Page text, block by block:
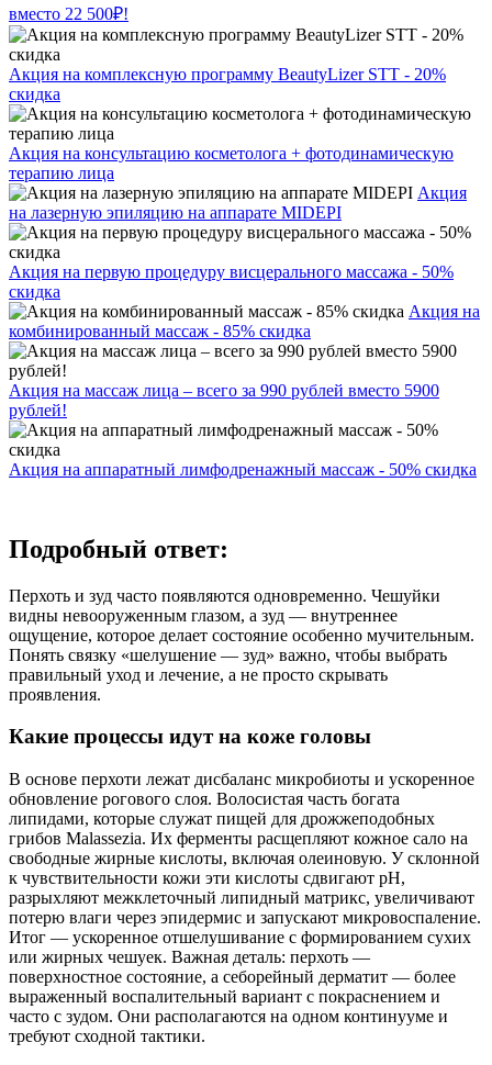
вместо 22 500₽!
Акция на комплексную программу BeautyLizer STT - 20%
скидка
Акция на консультацию косметолога + фотодинамическую
терапию лица
Акция
на лазерную эпиляцию на аппарате MIDEPI
Акция на первую процедуру висцерального массажа - 50%
скидка
Акция на
комбинированный массаж - 85% скидка
Акция на массаж лица – всего за 990 рублей вместо 5900
рублей!
Акция на аппаратный лимфодренажный массаж - 50% скидка
Подробный ответ:
Перхоть и зуд часто появляются одновременно. Чешуйки
видны невооруженным глазом, а зуд — внутреннее
ощущение, которое делает состояние особенно мучительным.
Понять связку «шелушение — зуд» важно, чтобы выбрать
правильный уход и лечение, а не просто скрывать
проявления.
Какие процессы идут на коже головы
В основе перхоти лежат дисбаланс микробиоты и ускоренное
обновление рогового слоя. Волосистая часть богата
липидами, которые служат пищей для дрожжеподобных
грибов Malassezia. Их ферменты расщепляют кожное сало на
свободные жирные кислоты, включая олеиновую. У склонной
к чувствительности кожи эти кислоты сдвигают pH,
разрыхляют межклеточный липидный матрикс, увеличивают
потерю влаги через эпидермис и запускают микровоспаление.
Итог — ускоренное отшелушивание с формированием сухих
или жирных чешуек. Важная деталь: перхоть —
поверхностное состояние, а себорейный дерматит — более
выраженный воспалительный вариант с покраснением и
часто с зудом. Они располагаются на одном континууме и
требуют сходной тактики.